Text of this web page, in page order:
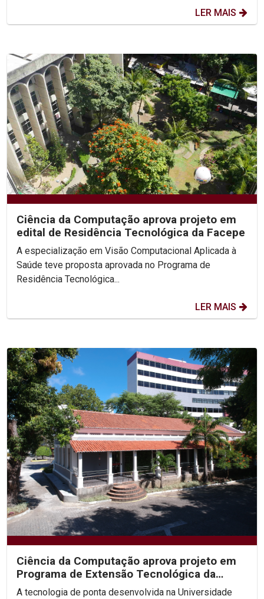
LER MAIS
Ciência da Computação aprova projeto em
edital de Residência Tecnológica da Facepe
A especialização em Visão Computacional Aplicada à
Saúde teve proposta aprovada no Programa de
Residência Tecnológica...
LER MAIS
Ciência da Computação aprova projeto em
Programa de Extensão Tecnológica da
Facepe
A tecnologia de ponta desenvolvida na Universidade